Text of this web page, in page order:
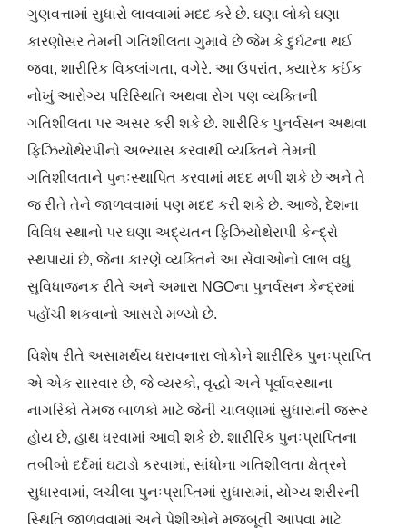
ગુણવત્તામાં સુધારો લાવવામાં મદદ કરે છે. ઘણા લોકો ઘણા
કારણોસર તેમની ગતિશીલતા ગુમાવે છે જેમ કે દુર્ઘટના થઈ
જવા, શારીરિક વિકલાંગતા, વગેરે. આ ઉપરાંત, ક્યારેક કઈંક
નોખું આરોગ્ય પરિસ્થિતિ અથવા રોગ પણ વ્યક્તિની
ગતિશીલતા પર અસર કરી શકે છે. શારીરિક પુનર્વસન અથવા
ફિઝિયોથેરપીનો અભ્યાસ કરવાથી વ્યક્તિને તેમની
ગતિશીલતાને પુનઃસ્થાપિત કરવામાં મદદ મળી શકે છે અને તે
જ રીતે તેને જાળવવામાં પણ મદદ કરી શકે છે. આજે, દેશના
વિવિધ સ્થાનો પર ઘણા અદ્યતન ફિઝિયોથેરાપી કેન્દ્રો
સ્થપાયાં છે, જેના કારણે વ્યક્તિને આ સેવાઓનો લાભ વધુ
સુવિધાજનક રીતે અને અમારા NGOના પુનર્વસન કેન્દ્રમાં
પહોંચી શકવાનો આસરો મળ્યો છે.
વિશેષ રીતે અસામર્થય ધરાવનારા લોકોને શારીરિક પુનઃપ્રાપ્તિ
એ એક સારવાર છે, જે વ્યસ્કો, વૃદ્ધો અને પૂર્વાવસ્થાના
નાગરિકો તેમજ બાળકો માટે જેની ચાલણામાં સુધારાની જરૂર
હોય છે, હાથ ધરવામાં આવી શકે છે. શારીરિક પુનઃપ્રાપ્તિના
તબીબો દર્દમાં ઘટાડો કરવામાં, સાંધોના ગતિશીલતા ક્ષેત્રને
સુધારવામાં, લચીલા પુનઃપ્રાપ્તિમાં સુધારામાં, યોગ્ય શરીરની
સ્થિતિ જાળવવામાં અને પેશીઓને મજબૂતી આપવા માટે